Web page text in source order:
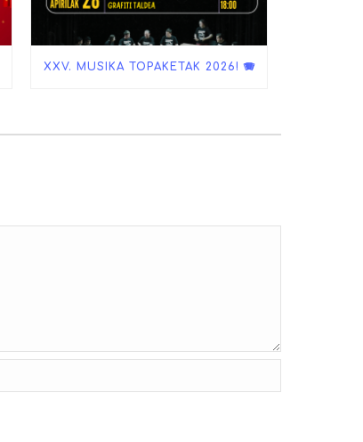
XXV. MUSIKA TOPAKETAK 2026! 🪗